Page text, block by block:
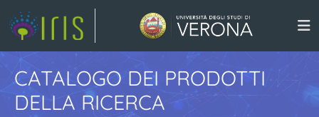
CATALOGO DEI PRODOTTI
DELLA RICERCA